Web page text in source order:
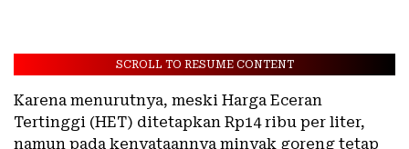
SCROLL TO RESUME CONTENT
Karena menurutnya, meski Harga Eceran
Tertinggi (HET) ditetapkan Rp14 ribu per liter,
namun pada kenyataannya minyak goreng tetap